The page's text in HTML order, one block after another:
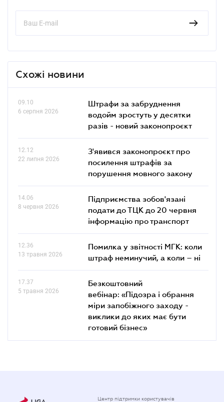
Схожі новини
09.10
6 серпня 2026
Штрафи за забруднення
водойм зростуть у десятки
разів - новий законопроєкт
12.12
22 липня 2026
З'явився законопроєкт про
посилення штрафів за
порушення мовного закону
14.06
8 червня 2026
Підприємства зобов'язані
подати до ТЦК до 20 червня
інформацію про транспорт
12.36
13 травня 2026
Помилка у звітності МГК: коли
штраф неминучий, а коли – ні
17.37
5 травня 2026
Безкоштовний
вебінар: «Підозра і обрання
міри запобіжного заходу -
виклики до яких має бути
готовий бізнес»
Центр підтримки користувачів